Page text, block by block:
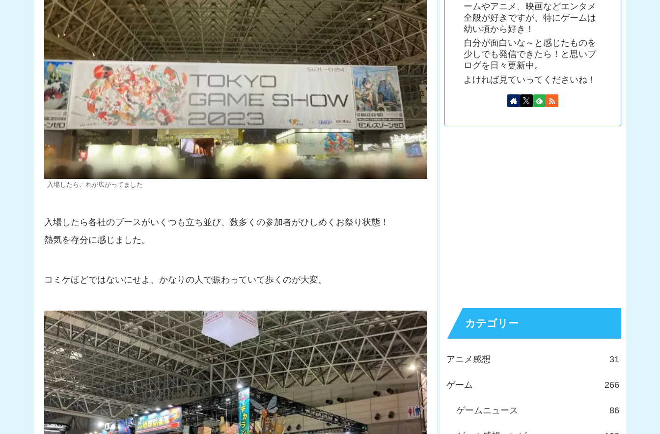
入場したらこれが広がってました
入場したら各社のブースがいくつも立ち並び、数多くの参加者がひしめくお祭り状態！
熱気を存分に感じました。
コミケほどではないにせよ、かなりの人で賑わっていて歩くのが大変。
ームやアニメ、映画などエンタメ
全般が好きですが、特にゲームは
幼い頃から好き！
自分が面白いな～と感じたものを
少しでも発信できたら！と思いブ
ログを日々更新中。
よければ見ていってくださいね！
カテゴリー
アニメ感想 31
ゲーム 266
ゲームニュース 86